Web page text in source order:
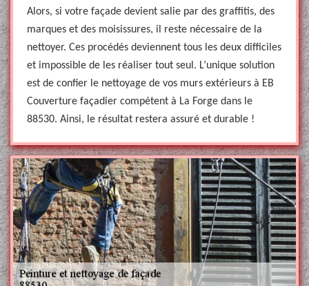
Alors, si votre façade devient salie par des graffitis, des
marques et des moisissures, il reste nécessaire de la
nettoyer. Ces procédés deviennent tous les deux difficiles
et impossible de les réaliser tout seul. L’unique solution
est de confier le nettoyage de vos murs extérieurs à EB
Couverture façadier compétent à La Forge dans le
88530. Ainsi, le résultat restera assuré et durable !